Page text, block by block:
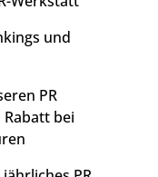
und
PR
bei